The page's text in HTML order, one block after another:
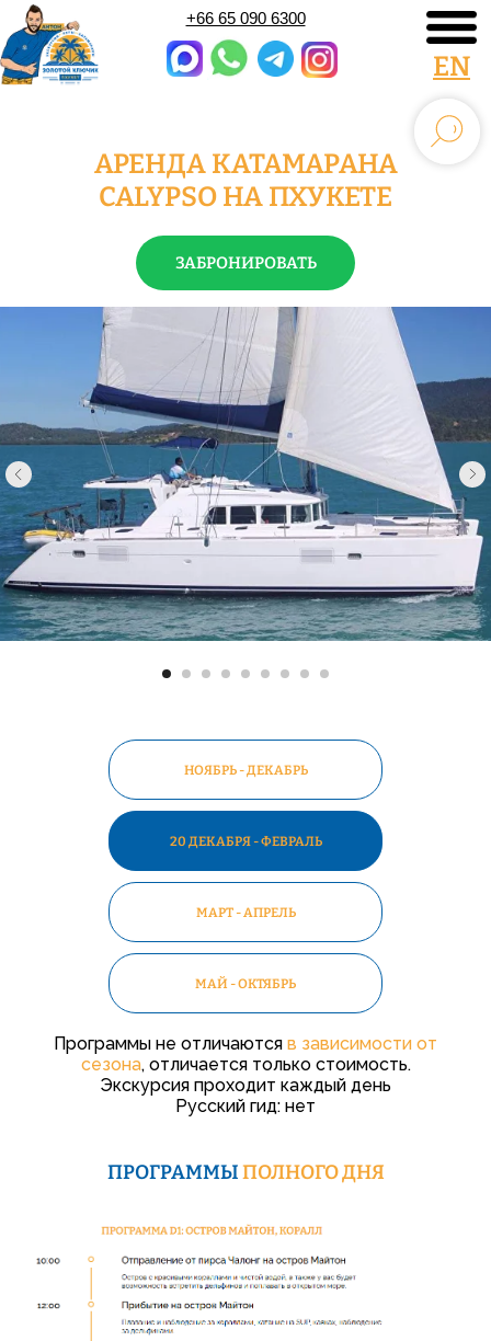
EN
+66 65 090 6300
АРЕНДА КАТАМАРАНА
CALYPSO НА ПХУКЕТЕ
ЗАБРОНИРОВАТЬ
НОЯБРЬ - ДЕКАБРЬ
20 ДЕКАБРЯ - ФЕВРАЛЬ
МАЙ - ОКТЯБРЬ
МАРТ - АПРЕЛЬ
Программы не отличаются в зависимости от
сезона, отличается только стоимость.
Экскурсия проходит каждый день
Русский гид: нет
ПРОГРАММЫПОЛНОГО ДНЯ